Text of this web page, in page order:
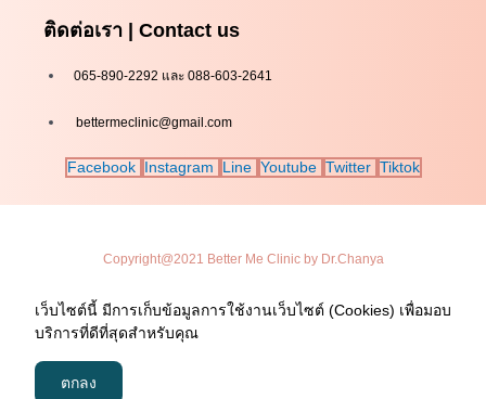
ติดต่อเรา | Contact us
065-890-2292 และ 088-603-2641
bettermeclinic@gmail.com
Facebook Instagram Line Youtube Twitter Tiktok
Copyright@2021 Better Me Clinic by Dr.Chanya
เว็บไซต์นี้ มีการเก็บข้อมูลการใช้งานเว็บไซต์ (Cookies) เพื่อมอบ
บริการที่ดีที่สุดสำหรับคุณ
ตกลง